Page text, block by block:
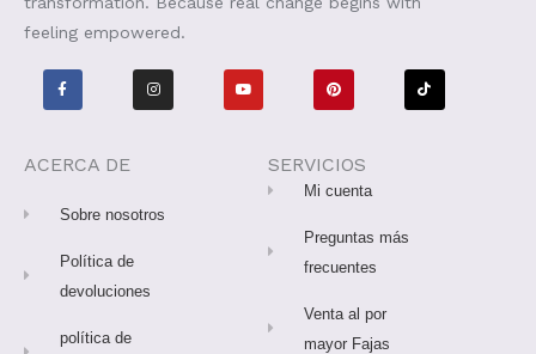
feeling empowered.
F
a
c
e
o
k
I
n
s
t
Y
o
u
T
P
i
n
t
e
s
t
T
i
k
t
ACERCA DE
Sobre nosotros
Política de
devoluciones
política de
SERVICIOS
Mi cuenta
Preguntas más
frecuentes
Venta al por
mayor Fajas